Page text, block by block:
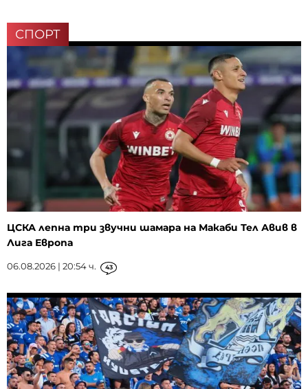
СПОРТ
ЦСКА лепна три звучни шамара на Макаби Тел Авив в
Лига Европа
06.08.2026 | 20:54 ч. 43